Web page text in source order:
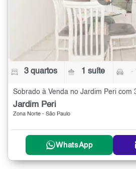
3 quartos 1 suíte -
Sobrado à Venda no Jardim Peri com
Jardim Peri
Zona Norte - São Paulo
WhatsApp